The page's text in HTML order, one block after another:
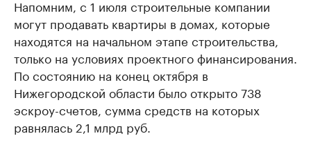
Напомним, с 1 июля строительные компании
могут продавать квартиры в домах, которые
находятся на начальном этапе строительства,
только на условиях проектного финансирования.
По состоянию на конец октября в
Нижегородской области было открыто 738
эскроу-счетов, сумма средств на которых
равнялась 2,1 млрд руб.